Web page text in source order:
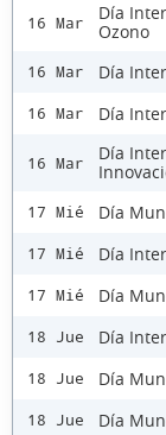
16 Mar
Día
Ozono
16 Mar Día
16 Mar Día
16 Mar
Día
17 Mié Día
17 Mié Día
17 Mié Día
18 Jue Día
18 Jue Día
18 Jue Día